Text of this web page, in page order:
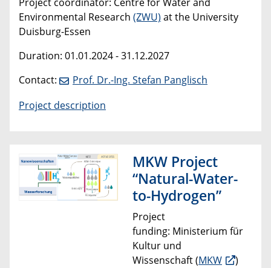
Environmental Research (ZWU) at the University
Duisburg-Essen
Duration: 01.01.2024 - 31.12.2027
Contact:
Prof. Dr.-Ing. Stefan Panglisch
Project description
MKW Project
“Natural-Water-
to-Hydrogen”
Project
funding: Ministerium für
Kultur und
Wissenschaft (MKW
)